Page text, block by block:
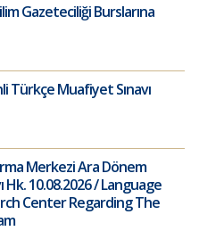
Gazeteciliği Burslarına
Türkçe Muafiyet Sınavı
Merkezi Ara Dönem
10.08.2026 / Language
Center Regarding The